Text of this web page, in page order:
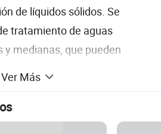
de líquidos sólidos. Se
tratamiento de aguas
y medianas, que pueden
aguas residuales, el 30% a
o inorgánicos
Ver Más